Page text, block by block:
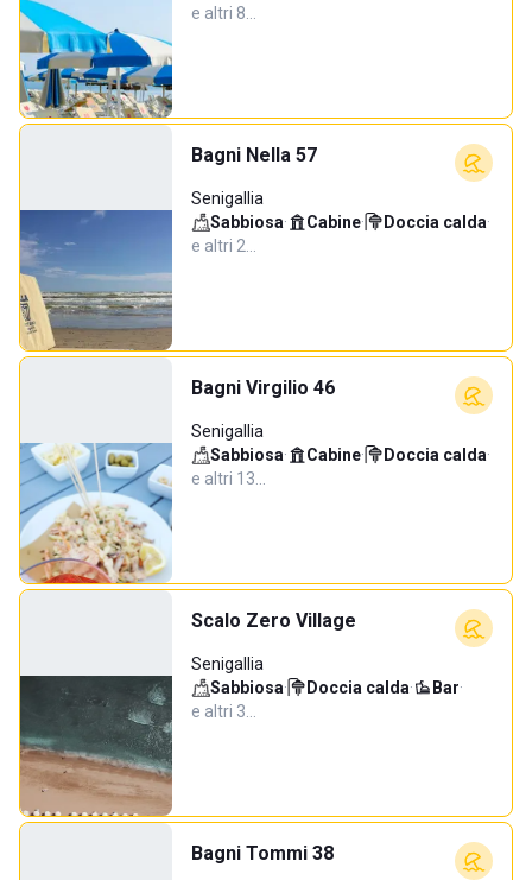
e altri 8…
Bagni Nella 57
Senigallia
Sabbiosa· Cabine· Doccia calda·
e altri 2…
Bagni Virgilio 46
Senigallia
Sabbiosa· Cabine· Doccia calda·
e altri 13…
Scalo Zero Village
Senigallia
Sabbiosa· Doccia calda· Bar·
e altri 3…
Bagni Tommi 38